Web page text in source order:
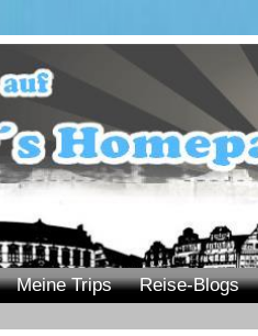
Meine Trips Reise-Blogs